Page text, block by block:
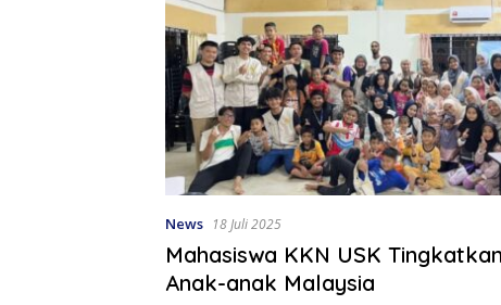
News 18 Juli 2025
Mahasiswa KKN USK
Anak-anak Malaysia